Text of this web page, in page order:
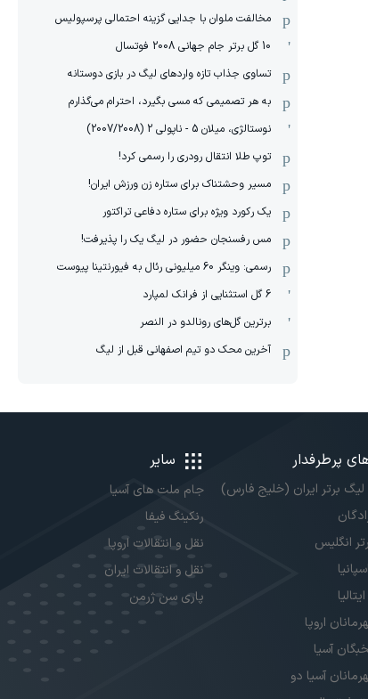
مخالفت ملوان با جدایی گزینه احتمالی پرسپولیس
10 گل برتر جام جهانی 2008 فوتسال
تساوی جذاب تازه واردهای لیگ در بازی دوستانه
به هر تصمیمی که مسی بگیرد، احترام می‌گذارم
نوستالژی، میلان 5 - ناپولی 2 (2007/2008)
توپ طلا انتقال رودری را رسمی کرد!
مسیر وحشتناک برای ستاره زن ورزش ایران!
یک رکورد ویژه برای ستاره دفاعی تراکتور
مس رفسنجان حضور در لیگ یک را پذیرفت!
رسمی: وینگر 60 میلیونی رئال به فیورنتینا پیوست
6 گل استثنایی از فرانک لمپارد
برترین گل‌های رونالدو در النصر
آخرین محک دو تیم اصفهانی قبل از لیگ
پرطرفدار
برتر ایران (خلیج فارس)
انگلیس
اروپا
آسیا
آسیا دو
سایر
جام ملت های آسیا
رنکینگ فیفا
نقل و انتقالات اروپا
نقل و انتقالات ایران
پاری سن ژرمن